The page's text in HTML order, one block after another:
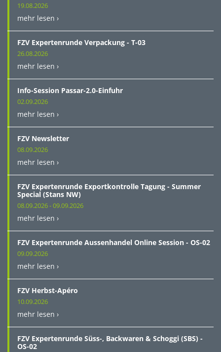
19.08.2026
mehr lesen ›
FZV Expertenrunde Verpackung - T-03
26.08.2026
mehr lesen ›
Info-Session Passar-2.0-Einfuhr
02.09.2026
mehr lesen ›
FZV Newsletter
08.09.2026
mehr lesen ›
FZV Expertenrunde Exportkontrolle Tagung - Summer
Special (Stans NW)
08.09.2026 - 09.09.2026
mehr lesen ›
FZV Expertenrunde Aussenhandel Online Session - OS-02
09.09.2026
mehr lesen ›
FZV Herbst-Apéro
10.09.2026
mehr lesen ›
FZV Expertenrunde Süss-, Backwaren & Schoggi (SBS) -
OS-02